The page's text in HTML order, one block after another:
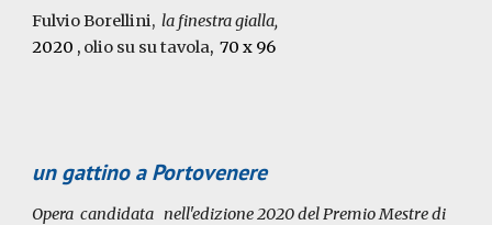
Fulvio Borellini,la finestra gialla,
2020 , olio su su tavola, 70 x 96
un gattino a Portovenere
Operacandidata nell'edizione 2020del Premio Mestre di